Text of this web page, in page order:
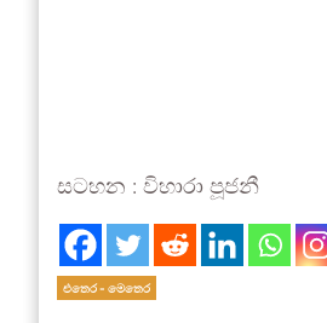
සටහන : විහාරා පූජනී
එතෙර - මෙතෙර